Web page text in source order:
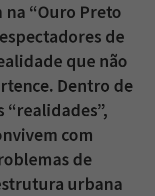
na “Ouro Preto
de
que não
Dentro de
“realidades”,
com
de
urbana